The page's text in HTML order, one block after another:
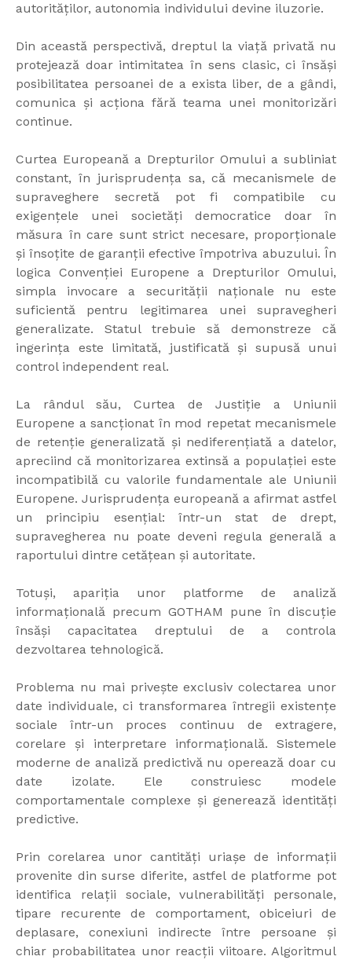
autorităților, autonomia individului devine iluzorie.
Din această perspectivă, dreptul la viață privată nu
protejează doar intimitatea în sens clasic, ci însăși
posibilitatea persoanei de a exista liber, de a gândi,
comunica și acționa fără teama unei monitorizări
continue.
Curtea Europeană a Drepturilor Omului a subliniat
constant, în jurisprudența sa, că mecanismele de
supraveghere secretă pot fi compatibile cu
exigențele unei societăți democratice doar în
măsura în care sunt strict necesare, proporționale
și însoțite de garanții efective împotriva abuzului. În
logica Convenției Europene a Drepturilor Omului,
simpla invocare a securității naționale nu este
suficientă pentru legitimarea unei supravegheri
generalizate. Statul trebuie să demonstreze că
ingerința este limitată, justificată și supusă unui
control independent real.
La rândul său, Curtea de Justiție a Uniunii
Europene a sancționat în mod repetat mecanismele
de retenție generalizată și nediferențiată a datelor,
apreciind că monitorizarea extinsă a populației este
incompatibilă cu valorile fundamentale ale Uniunii
Europene. Jurisprudența europeană a afirmat astfel
un principiu esențial: într-un stat de drept,
supravegherea nu poate deveni regula generală a
raportului dintre cetățean și autoritate.
Totuși, apariția unor platforme de analiză
informațională precum GOTHAM pune în discuție
însăși capacitatea dreptului de a controla
dezvoltarea tehnologică.
Problema nu mai privește exclusiv colectarea unor
date individuale, ci transformarea întregii existențe
sociale într-un proces continuu de extragere,
corelare și interpretare informațională. Sistemele
moderne de analiză predictivă nu operează doar cu
date izolate. Ele construiesc modele
comportamentale complexe și generează identități
predictive.
Prin corelarea unor cantități uriașe de informații
provenite din surse diferite, astfel de platforme pot
identifica relații sociale, vulnerabilități personale,
tipare recurente de comportament, obiceiuri de
deplasare, conexiuni indirecte între persoane și
chiar probabilitatea unor reacții viitoare. Algoritmul